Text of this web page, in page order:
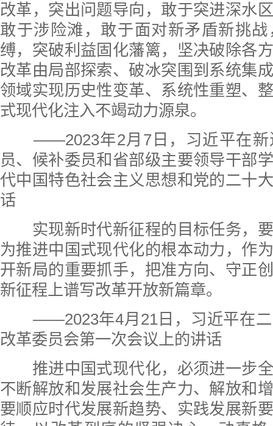
改革，突出问题导向，敢于突进深水
敢于涉险滩，敢于面对新矛盾新挑
缚，突破利益固化藩篱，坚决破除各
改革由局部探索、破冰突围到系统集
领域实现历史性变革、系统性重塑、
式现代化注入不竭动力源泉。
——2023年2月7日，习近平在新
员、候补委员和省部级主要领导干部
代中国特色社会主义思想和党的二十
话
实现新时代新征程的目标任务，要
为推进中国式现代化的根本动力，作
开新局的重要抓手，把准方向、守正
新征程上谱写改革开放新篇章。
——2023年4月21日，习近平在二
改革委员会第一次会议上的讲话
推进中国式现代化，必须进一步全
不断解放和发展社会生产力、解放和
要顺应时代发展新趋势、实践发展新